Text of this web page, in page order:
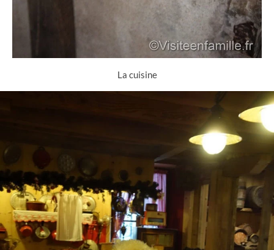
La cuisine